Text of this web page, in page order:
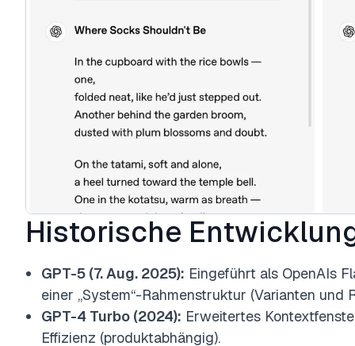
Historische
GPT-5 (7. Aug. 2025): Eingeführt als OpenAIs
einer „System“-Rahmenstruktur (Varianten und
GPT-4 Turbo (2024): Erweitertes
Effizienz (produktabhängig).